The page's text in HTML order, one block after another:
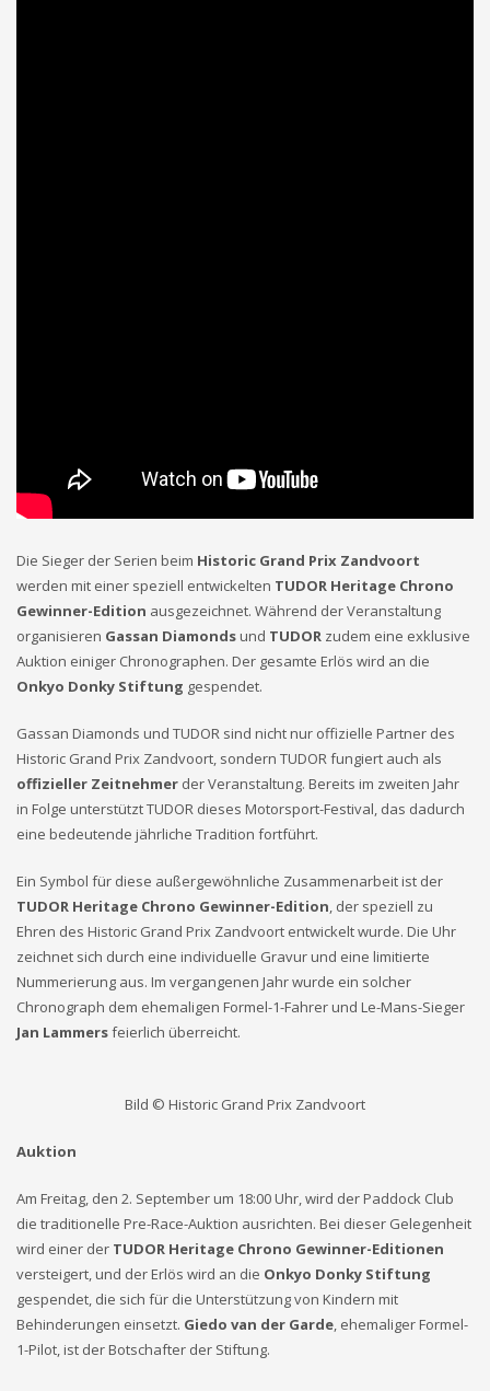
Die Sieger der Serien beim Historic Grand Prix Zandvoort
werden mit einer speziell entwickelten TUDOR Heritage Chrono
Gewinner-Edition ausgezeichnet. Während der Veranstaltung
organisieren Gassan Diamondsund TUDOR zudem eine exklusive
Auktion einiger Chronographen. Der gesamte Erlös wird an die
Onkyo Donky Stiftung gespendet.
Gassan Diamonds und TUDOR sind nicht nur offizielle Partner des
Historic Grand Prix Zandvoort, sondern TUDOR fungiert auch als
offizieller Zeitnehmer der Veranstaltung. Bereits im zweiten Jahr
in Folge unterstützt TUDOR dieses Motorsport-Festival, das dadurch
eine bedeutende jährliche Tradition fortführt.
Ein Symbol für diese außergewöhnliche Zusammenarbeit ist der
TUDOR Heritage Chrono Gewinner-Edition , der speziell zu
Ehren des Historic Grand Prix Zandvoort entwickelt wurde. Die Uhr
zeichnet sich durch eine individuelle Gravur und eine limitierte
Nummerierung aus. Im vergangenen Jahr wurde ein solcher
Chronograph dem ehemaligen Formel-1-Fahrer und Le-Mans-Sieger
Jan Lammersfeierlich überreicht.
Bild © Historic Grand Prix Zandvoort
Auktion
Am Freitag, den 2. September um 18:00 Uhr, wird der Paddock Club
die traditionelle Pre-Race-Auktion ausrichten. Bei dieser Gelegenheit
wird einer der TUDOR Heritage Chrono Gewinner-Editionen
versteigert, und der Erlös wird an die Onkyo Donky Stiftung
gespendet, die sich für die Unterstützung von Kindern mit
Behinderungen einsetzt. Giedo van der Garde , ehemaliger Formel-
1-Pilot, ist der Botschafter der Stiftung.